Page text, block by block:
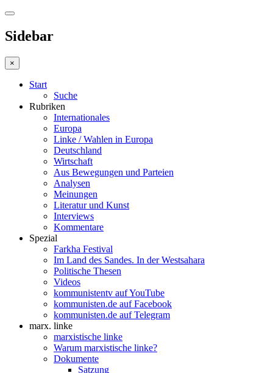
Sidebar
×
Start
Suche
Rubriken
Internationales
Europa
Linke / Wahlen in Europa
Deutschland
Wirtschaft
Aus Bewegungen und Parteien
Analysen
Meinungen
Literatur und Kunst
Interviews
Kommentare
Spezial
Farkha Festival
Im Land des Sandes. In der Westsahara
Politische Thesen
Videos
kommunistentv auf YouTube
kommunisten.de auf Facebook
kommunisten.de auf Telegram
marx. linke
marxistische linke
Warum marxistische linke?
Dokumente
Satzung